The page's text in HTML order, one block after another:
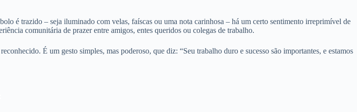
é trazido – seja iluminado com velas, faíscas ou uma nota carinhosa – há um certo sentimento irreprimível de
comunitária de prazer entre amigos, entes queridos ou colegas de trabalho.
É um gesto simples, mas poderoso, que diz: “Seu trabalho duro e sucesso são importantes, e estamos